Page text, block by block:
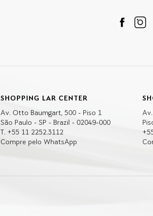
SHOPPING LAR CENTER
Av. Otto Baumgart, 500 - Piso 1
São Paulo - SP - Brazil - 02049-000
T. +55 11 2252.3112
Compre pelo WhatsApp